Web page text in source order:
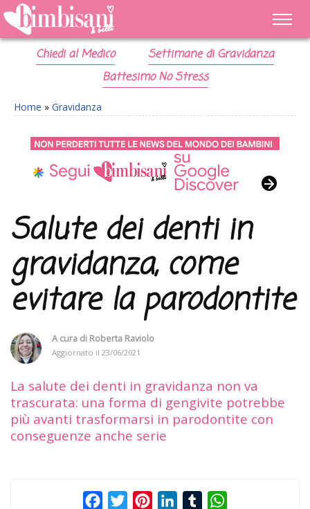
Chiedi al Medico
Settimane di Gravidanza
Battesimo No Stress
Home » Gravidanza
Salute dei denti in
gravidanza, come
evitare la parodontite
A cura di Roberta Raviolo
Aggiornato il 23/06/2021
La salute dei denti in gravidanza non va
trascurata: una forma di gengivite potrebbe
più avanti trasformarsi in parodontite con
conseguenze anche serie
FacebookTwitterPinterestLinkedInTumblr